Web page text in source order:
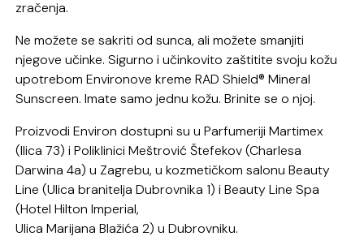
zračenja.
Ne možete se sakriti od sunca, ali možete smanjiti
njegove učinke. Sigurno i učinkovito zaštitite svoju kožu
upotrebom Environove kreme RAD Shield® Mineral
Sunscreen. Imate samo jednu kožu. Brinite se o njoj.
Proizvodi Environ dostupni su u Parfumeriji Martimex
(Ilica 73) i Poliklinici Meštrović Štefekov (Charlesa
Darwina 4a) u Zagrebu, u kozmetičkom salonu Beauty
Line (Ulica branitelja Dubrovnika 1) i Beauty Line Spa
(Hotel Hilton Imperial,
Ulica Marijana Blažića 2) u Dubrovniku.